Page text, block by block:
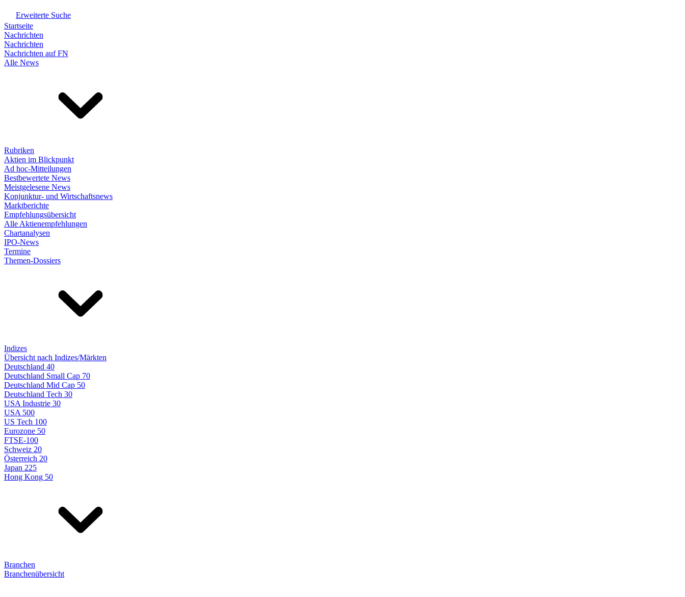
Erweiterte Suche
Startseite
Nachrichten
Nachrichten
Nachrichten auf FN
Alle News
Rubriken
Aktien im Blickpunkt
Ad hoc-Mitteilungen
Bestbewertete News
Meistgelesene News
Konjunktur- und Wirtschaftsnews
Marktberichte
Empfehlungsübersicht
Alle Aktienempfehlungen
Chartanalysen
IPO-News
Termine
Themen-Dossiers
Indizes
Übersicht nach Indizes/Märkten
Deutschland 40
Deutschland Small Cap 70
Deutschland Mid Cap 50
Deutschland Tech 30
USA Industrie 30
USA 500
US Tech 100
Eurozone 50
FTSE-100
Schweiz 20
Österreich 20
Japan 225
Hong Kong 50
Branchen
Branchenübersicht